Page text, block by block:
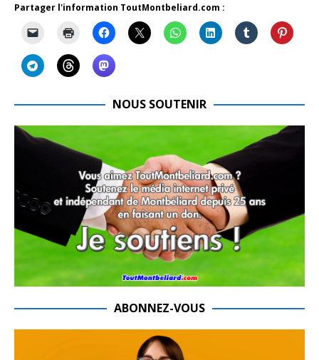
Partager l'information ToutMontbeliard.com :
NOUS SOUTENIR
ABONNEZ-VOUS